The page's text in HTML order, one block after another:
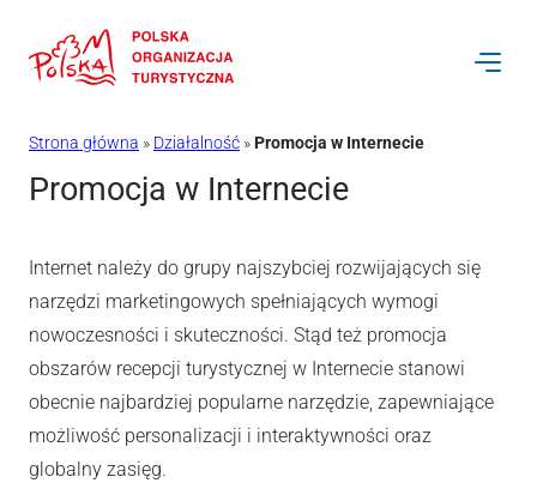
do
Strona główna » Działalność »Promocja w Internecie
Promocja w Internecie
Internet należy do grupy najszybciej rozwijających się
narzędzi marketingowych spełniających wymogi
nowoczesności i skuteczności. Stąd też promocja
obszarów recepcji turystycznej w Internecie stanowi
obecnie najbardziej popularne narzędzie, zapewniające
możliwość personalizacji i interaktywności oraz
globalny zasięg.